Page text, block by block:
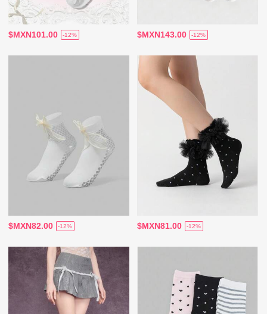
$MXN101.00 -12% $MXN143.00 -12%
$MXN82.00 -12% $MXN81.00 -12%